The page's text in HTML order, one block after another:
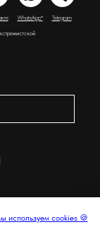
Telegram
WhatsApp*
используем cookies 🍪